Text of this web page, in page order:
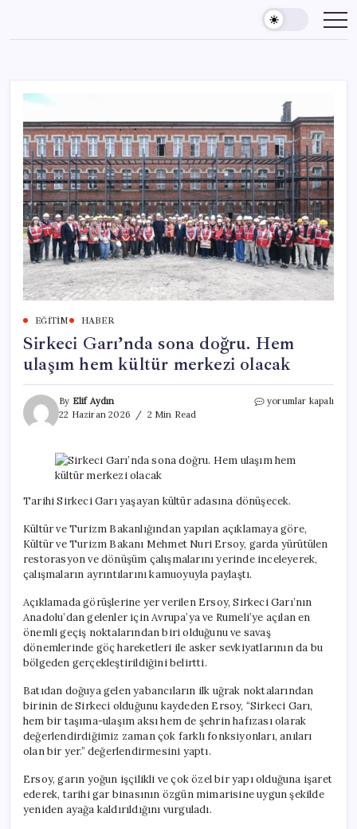
content
EĞITIM HABER
Sirkeci Garı’nda sona doğru. Hem
ulaşım hem kültür merkezi olacak
By Elif Aydın
22 Haziran 2026
2 Min Read
Sirkeci
Hem
ulaşım
kültür
merkezi
olacak
için
yorumlar kapalı
Tarihi Sirkeci Garı yaşayan kültür adasına dönüşecek.
Kültür ve Turizm Bakanlığından yapılan açıklamaya göre,
Kültür ve Turizm Bakanı Mehmet Nuri Ersoy, garda yürütülen
restorasyon ve dönüşüm çalışmalarını yerinde inceleyerek,
çalışmaların ayrıntılarını kamuoyuyla paylaştı.
Açıklamada görüşlerine yer verilen Ersoy, Sirkeci Garı’nın
Anadolu’dan gelenler için Avrupa’ya ve Rumeli’ye açılan en
önemli geçiş noktalarından biri olduğunu ve savaş
dönemlerinde göç hareketleri ile asker sevkiyatlarının da bu
bölgeden gerçekleştirildiğini belirtti.
Batıdan doğuya gelen yabancıların ilk uğrak noktalarından
birinin de Sirkeci olduğunu kaydeden Ersoy, “Sirkeci Garı,
hem bir taşıma-ulaşım aksı hem de şehrin hafızası olarak
değerlendirdiğimiz zaman çok farklı fonksiyonları, anıları
olan bir yer.” değerlendirmesini yaptı.
Ersoy, garın yoğun işçilikli ve çok özel bir yapı olduğuna işaret
ederek, tarihi gar binasının özgün mimarisine uygun şekilde
yeniden ayağa kaldırıldığını vurguladı.